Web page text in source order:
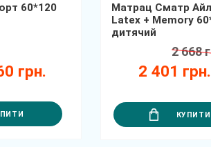
60*120
грн.
Матрац Сматр
Latex + Memory
дитячий
2 401
2 668
КУПИТИ